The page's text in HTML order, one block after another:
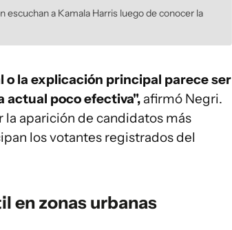
a Kamala Harris luego de conocer la
la explicación principal parece ser
actual poco efectiva", afirmó Negri.
la aparición de candidatos más
los votantes registrados del
en zonas urbanas